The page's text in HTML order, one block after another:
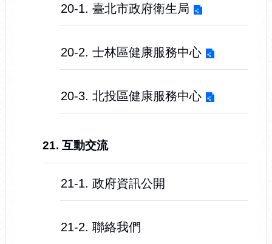
20-1. 臺北市政府衛生局
20-2. 士林區健康服務中心
20-3. 北投區健康服務中心
21. 互動交流
21-1. 政府資訊公開
21-2. 聯絡我們